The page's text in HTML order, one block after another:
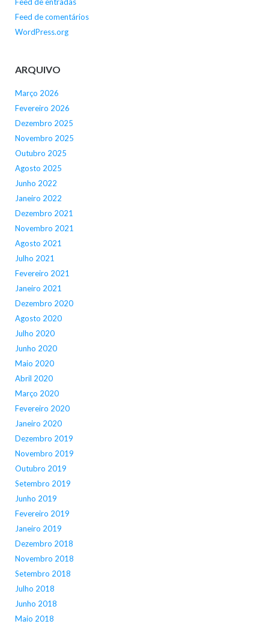
Feed de comentários
WordPress.org
ARQUIVO
Março 2026
Fevereiro 2026
Dezembro 2025
Novembro 2025
Outubro 2025
Agosto 2025
Junho 2022
Janeiro 2022
Dezembro 2021
Novembro 2021
Agosto 2021
Julho 2021
Fevereiro 2021
Janeiro 2021
Dezembro 2020
Agosto 2020
Julho 2020
Junho 2020
Maio 2020
Abril 2020
Março 2020
Fevereiro 2020
Janeiro 2020
Dezembro 2019
Novembro 2019
Outubro 2019
Setembro 2019
Junho 2019
Fevereiro 2019
Janeiro 2019
Dezembro 2018
Novembro 2018
Setembro 2018
Julho 2018
Junho 2018
Maio 2018